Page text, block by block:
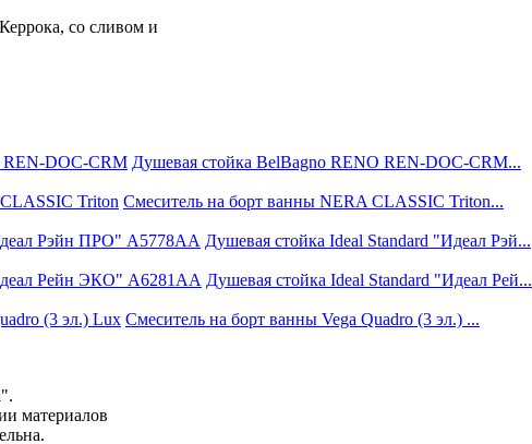
со сливом и
Душевая стойка BelBagno RENO REN-DOC-CRM...
Смеситель на борт ванны NERA CLASSIC Triton...
Душевая стойка Ideal Standard "Идеал Рэй...
Душевая стойка Ideal Standard "Идеал Рей...
Смеситель на борт ванны Vega Quadro (3 эл.) ...
материалов